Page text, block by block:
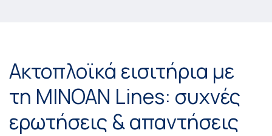
Ακτοπλοϊκά εισιτήρια με
τη MINOAN Lines: συχνές
ερωτήσεις & απαντήσεις